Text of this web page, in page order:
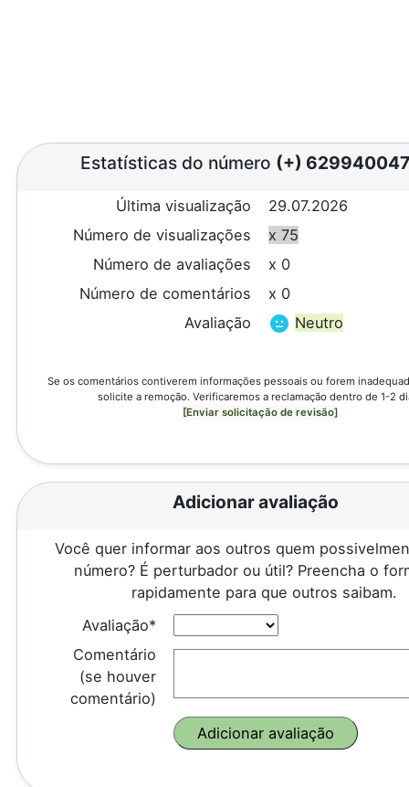
Estatísticas do número (+)
Última visualização
29.07.2026
Número de visualizações
x 75
Número de avaliações
x 0
Número de comentários
x 0
Avaliação
Neutro
Se os comentários contiverem informações pessoais ou forem
solicite a remoção. Verificaremos a reclamação dentro de 1-2
[Enviar solicitação de revisão]
Adicionar avaliação
Você quer informar aos outros quem
número? É perturbador ou útil? Preencha o
rapidamente para que outros saibam.
Avaliação*
Comentário
(se houver
comentário)